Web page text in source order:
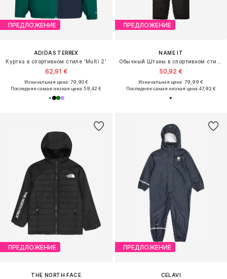
ПРЕДЛОЖЕНИЕ
ADIDAS TERREX
Куртка в спортивном стиле 'Multi 2'
62,91 €
Изначальная цена: 79,90 €
Последняя самая низкая цена:59,42 €
ПРЕДЛОЖЕНИЕ
NAME IT
50,92 €
Изначальная цена: 79,99 €
Последняя самая низкая цена:47,92 €
ПРЕДЛОЖЕНИЕ
THE NORTH FACE
ПРЕДЛОЖЕНИЕ
CELAVI